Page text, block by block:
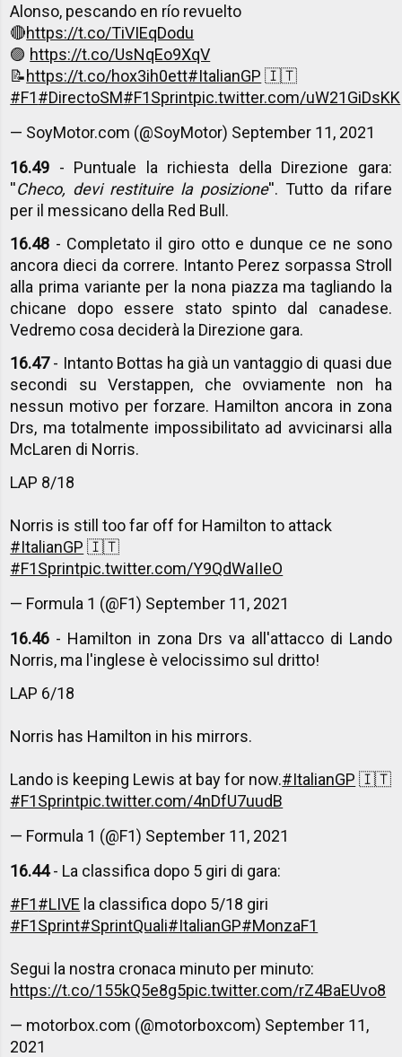
Alonso, pescando en río revuelto
🔴https://t.co/TiVIEqDodu
🟣 https://t.co/UsNqEo9XqV
📝https://t.co/hox3ih0ett#ItalianGP 🇮🇹
#F1#DirectoSM#F1Sprintpic.twitter.com/uW21GiDsKK
— SoyMotor.com (@SoyMotor) September 11, 2021
16.49 - Puntuale la richiesta della Direzione gara:
''Checo, devi restituire la posizione''. Tutto da rifare
per il messicano della Red Bull.
16.48 - Completato il giro otto e dunque ce ne sono
ancora dieci da correre. Intanto Perez sorpassa Stroll
alla prima variante per la nona piazza ma tagliando la
chicane dopo essere stato spinto dal canadese.
Vedremo cosa deciderà la Direzione gara.
16.47- Intanto Bottas ha già un vantaggio di quasi due
secondi su Verstappen, che ovviamente non ha
nessun motivo per forzare. Hamilton ancora in zona
Drs, ma totalmente impossibilitato ad avvicinarsi alla
McLaren di Norris.
LAP 8/18
Norris is still too far off for Hamilton to attack
#ItalianGP 🇮🇹
#F1Sprintpic.twitter.com/Y9QdWaIIeO
— Formula 1 (@F1) September 11, 2021
16.46 - Hamilton in zona Drs va all'attacco di Lando
Norris, ma l'inglese è velocissimo sul dritto!
LAP 6/18
Norris has Hamilton in his mirrors.
Lando is keeping Lewis at bay for now.#ItalianGP 🇮🇹
#F1Sprintpic.twitter.com/4nDfU7uudB
— Formula 1 (@F1) September 11, 2021
16.44- La classifica dopo 5 giri di gara:
#F1#LIVE la classifica dopo 5/18 giri
#F1Sprint#SprintQuali#ItalianGP#MonzaF1
Segui la nostra cronaca minuto per minuto:
https://t.co/155kQ5e8g5pic.twitter.com/rZ4BaEUvo8
— motorbox.com (@motorboxcom) September 11,
2021